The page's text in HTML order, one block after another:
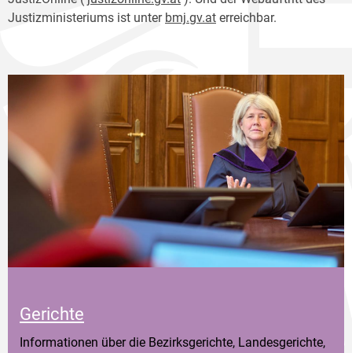
Justizministeriums ist unter bmj.gv.at erreichbar.
Gerichte
Informationen über die Bezirksgerichte, Landesgerichte,